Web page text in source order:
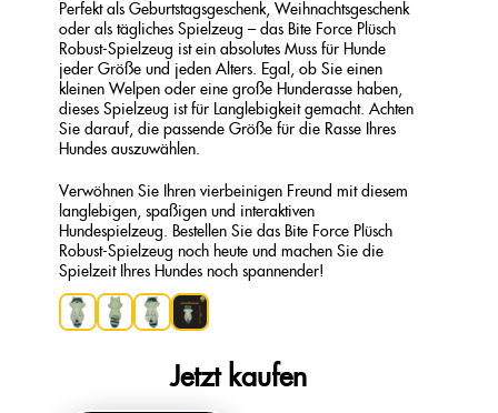
Perfekt als Geburtstagsgeschenk, Weihnachtsgeschenk
oder als tägliches Spielzeug – das Bite Force Plüsch
Robust-Spielzeug ist ein absolutes Muss für Hunde
jeder Größe und jeden Alters. Egal, ob Sie einen
kleinen Welpen oder eine große Hunderasse haben,
dieses Spielzeug ist für Langlebigkeit gemacht. Achten
Sie darauf, die passende Größe für die Rasse Ihres
Hundes auszuwählen.
Verwöhnen Sie Ihren vierbeinigen Freund mit diesem
langlebigen, spaßigen und interaktiven
Hundespielzeug. Bestellen Sie das Bite Force Plüsch
Robust-Spielzeug noch heute und machen Sie die
Spielzeit Ihres Hundes noch spannender!
Jetzt kaufen